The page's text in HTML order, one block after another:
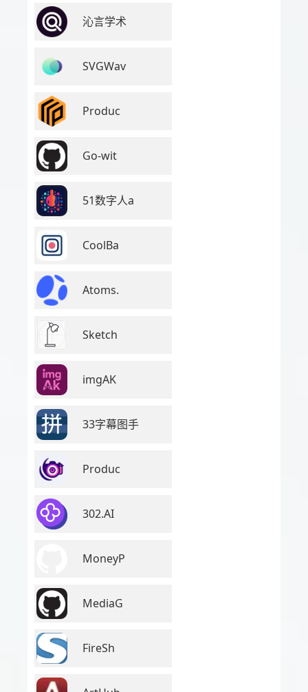
沁言学术
SVGWav
Produc
Go-wit
51数字人a
CoolBa
Atoms.
Sketch
imgAK
33字幕图手
Produc
302.AI
MoneyP
MediaG
FireSh